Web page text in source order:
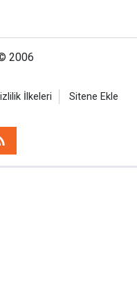
2006
İlkeleri Sitene Ekle